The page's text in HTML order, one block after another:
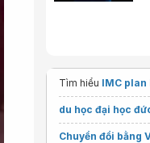
Tìm hiểu IMC plan
du học đại học
Chuyển đổi bằng